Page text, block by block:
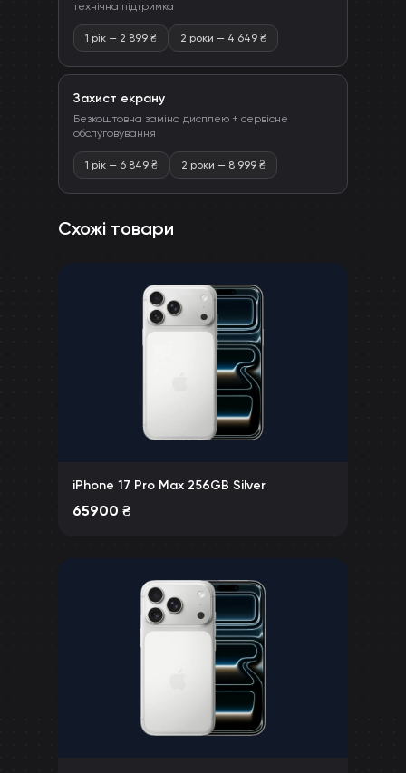
технічна підтримка
1 рік — 2 899 ₴ 2 роки — 4 649 ₴
Захист екрану
Безкоштовна заміна дисплею + сервісне
обслуговування
1 рік — 6 849 ₴ 2 роки — 8 999 ₴
Схожі товари
iPhone 17 Pro Max 256GB Silver
65900 ₴